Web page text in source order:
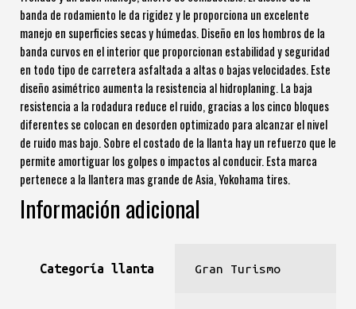
banda de rodamiento le da rigidez y le proporciona un excelente
manejo en superficies secas y húmedas. Diseño en los hombros de la
banda curvos en el interior que proporcionan estabilidad y seguridad
en todo tipo de carretera asfaltada a altas o bajas velocidades. Este
diseño asimétrico aumenta la resistencia al hidroplaning. La baja
resistencia a la rodadura reduce el ruido, gracias a los cinco bloques
diferentes se colocan en desorden optimizado para alcanzar el nivel
de ruido mas bajo. Sobre el costado de la llanta hay un refuerzo que le
permite amortiguar los golpes o impactos al conducir. Esta marca
pertenece a la llantera mas grande de Asia, Yokohama tires.
Información adicional
Categoría llanta Gran Turismo